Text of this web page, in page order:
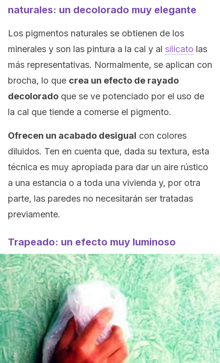
naturales: un decolorado muy elegante
Los pigmentos naturales se obtienen de los
minerales y son las pintura a la cal y al silicato las
más representativas. Normalmente, se aplican con
brocha, lo que crea un efecto de rayado
decolorado que se ve potenciado por el uso de
la cal que tiende a comerse el pigmento.
Ofrecen un acabado desigual con colores
diluidos. Ten en cuenta que, dada su textura, esta
técnica es muy apropiada para dar un aire rústico
a una estancia o a toda una vivienda y, por otra
parte, las paredes no necesitarán ser tratadas
previamente.
Trapeado: un efecto muy luminoso